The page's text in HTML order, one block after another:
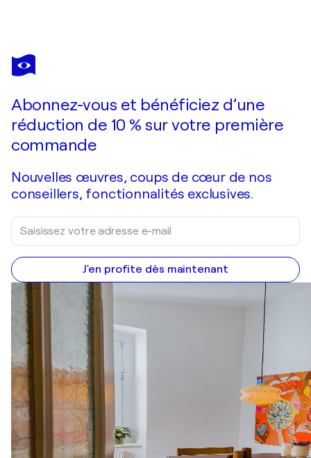
JEAN-PIERRE KUNKEL
ICONS Marilyn Monroe, I / X
Abonnez-vous et bénéficiez d’une
réduction de 10 % sur votre première
commande
Nouvelles œuvres, coups de cœur de nos
conseillers, fonctionnalités exclusives.
J'en profite dès maintenant